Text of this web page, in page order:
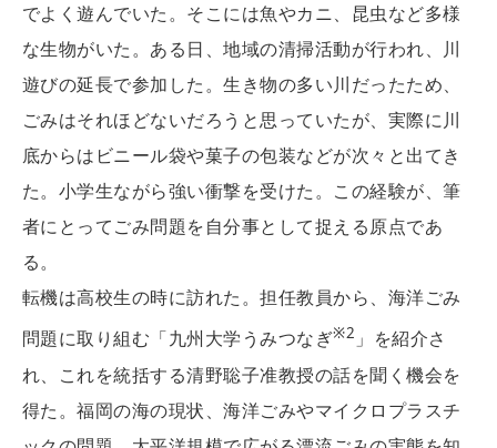
でよく遊んでいた。そこには魚やカニ、昆虫など多様
な生物がいた。ある日、地域の清掃活動が行われ、川
遊びの延長で参加した。生き物の多い川だったため、
ごみはそれほどないだろうと思っていたが、実際に川
底からはビニール袋や菓子の包装などが次々と出てき
た。小学生ながら強い衝撃を受けた。この経験が、筆
者にとってごみ問題を自分事として捉える原点であ
る。
転機は高校生の時に訪れた。担任教員から、海洋ごみ
問題に取り組む「九州大学うみつなぎ※2 」を紹介さ
れ、これを統括する清野聡子准教授の話を聞く機会を
得た。福岡の海の現状、海洋ごみやマイクロプラスチ